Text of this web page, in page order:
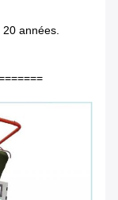
années.